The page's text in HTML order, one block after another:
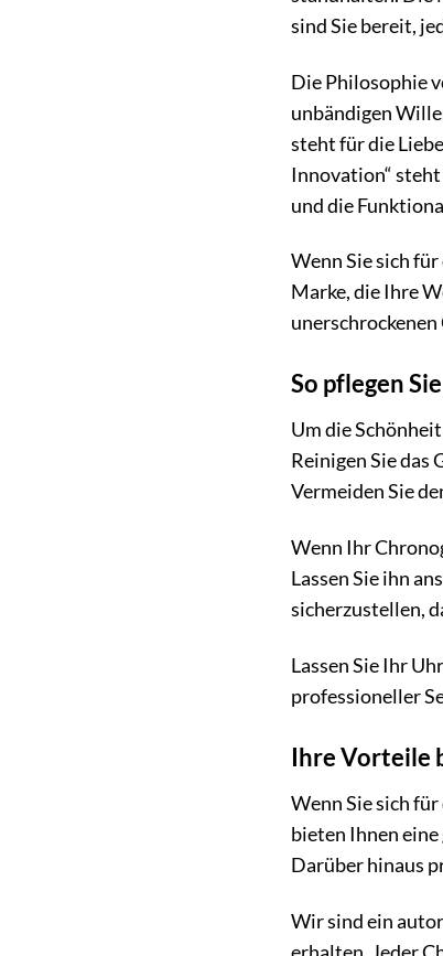
sind Sie bereit,
Die Philosophie
unbändigen
steht für die
Innovation“
und die
Wenn Sie sich
Marke, die Ihre
So pflegen
Um die
Reinigen Sie das
Vermeiden Sie
Wenn Ihr
Lassen Sie ihn
sicherzustellen,
Lassen Sie Ihr
professioneller
Ihre Vorteile
Wenn Sie sich
bieten Ihnen
Darüber hinaus
Wir sind ein